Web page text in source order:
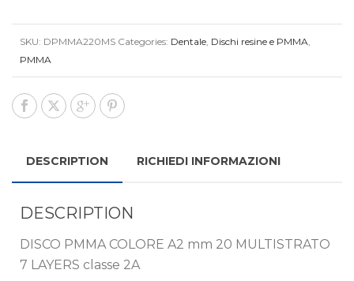
SKU: DPMMA220MS Categories: Dentale, Dischi resine e PMMA,
PMMA
DESCRIPTION RICHIEDI INFORMAZIONI
DESCRIPTION
DISCO PMMA COLORE A2 mm 20 MULTISTRATO
7 LAYERS classe 2A